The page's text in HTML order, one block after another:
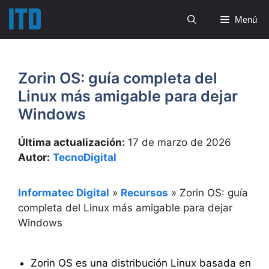
Saltar
contenido
Menú
Zorin OS: guía completa del
Linux más amigable para dejar
Windows
Última actualización: 17 de marzo de 2026
Autor: TecnoDigital
Informatec Digital » Recursos » Zorin OS: guía
completa del Linux más amigable para dejar
Windows
Zorin OS es una distribución Linux basada en